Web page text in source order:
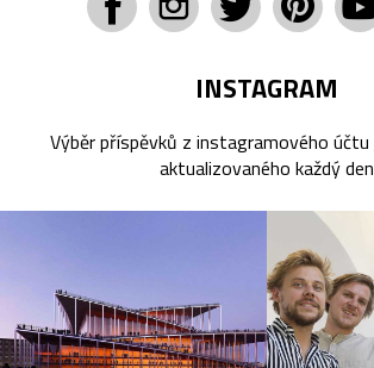
INSTAGRAM
Výběr příspěvků z instagramového účtu
aktualizovaného každý den